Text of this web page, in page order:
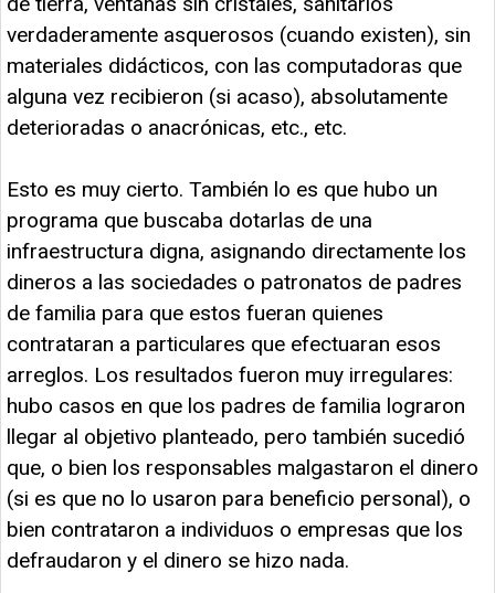
verdaderamente asquerosos (cuando existen), sin
materiales didácticos, con las computadoras que
alguna vez recibieron (si acaso), absolutamente
deterioradas o anacrónicas, etc., etc.
Esto es muy cierto. También lo es que hubo un
programa que buscaba dotarlas de una
infraestructura digna, asignando directamente los
dineros a las sociedades o patronatos de padres
de familia para que estos fueran quienes
contrataran a particulares que efectuaran esos
arreglos. Los resultados fueron muy irregulares:
hubo casos en que los padres de familia lograron
llegar al objetivo planteado, pero también sucedió
que, o bien los responsables malgastaron el dinero
(si es que no lo usaron para beneficio personal), o
bien contrataron a individuos o empresas que los
defraudaron y el dinero se hizo nada.